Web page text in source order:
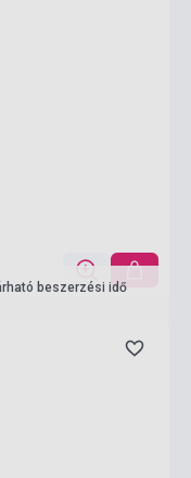
beszerzési idő